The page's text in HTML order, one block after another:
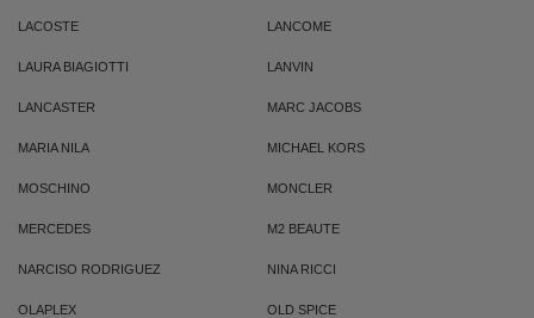
LACOSTE LANCOME
LAURA BIAGIOTTI LANVIN
LANCASTER MARC JACOBS
MARIA NILA MICHAEL KORS
MOSCHINO MONCLER
MERCEDES M2 BEAUTE
NARCISO RODRIGUEZ NINA RICCI
OLAPLEX OLD SPICE